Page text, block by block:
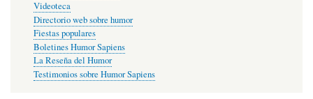
Videoteca
Directorio web sobre humor
Fiestas populares
Boletines Humor Sapiens
La Reseña del Humor
Testimonios sobre Humor Sapiens